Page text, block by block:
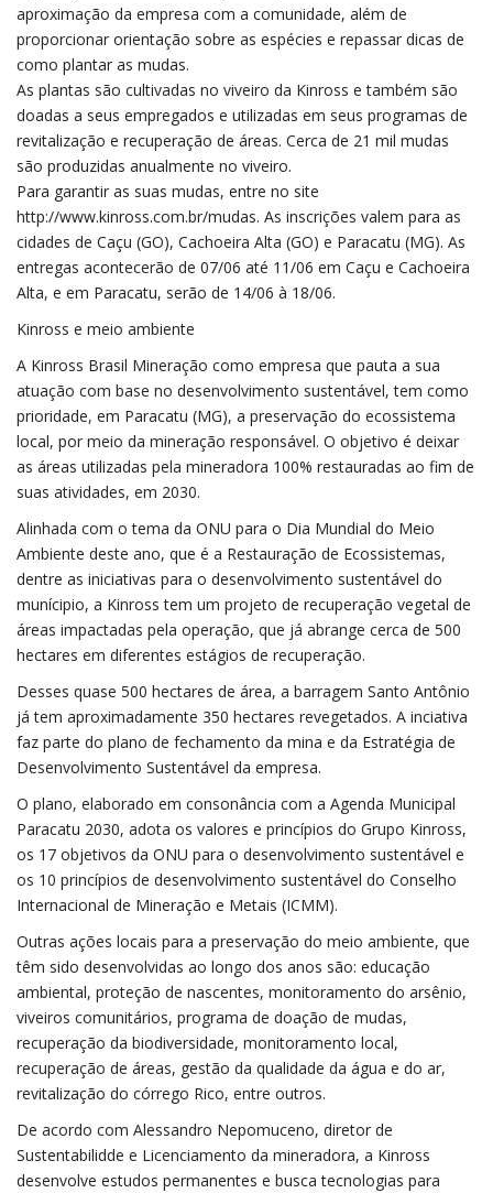
aproximação da empresa com a comunidade, além de
proporcionar orientação sobre as espécies e repassar dicas de
como plantar as mudas.
As plantas são cultivadas no viveiro da Kinross e também são
doadas a seus empregados e utilizadas em seus programas de
revitalização e recuperação de áreas. Cerca de 21 mil mudas
são produzidas anualmente no viveiro.
Para garantir as suas mudas, entre no site
http://www.kinross.com.br/mudas. As inscrições valem para as
cidades de Caçu (GO), Cachoeira Alta (GO) e Paracatu (MG). As
entregas acontecerão de 07/06 até 11/06 em Caçu e Cachoeira
Alta, e em Paracatu, serão de 14/06 à 18/06.
Kinross e meio ambiente
A Kinross Brasil Mineração como empresa que pauta a sua
atuação com base no desenvolvimento sustentável, tem como
prioridade, em Paracatu (MG), a preservação do ecossistema
local, por meio da mineração responsável. O objetivo é deixar
as áreas utilizadas pela mineradora 100% restauradas ao fim de
suas atividades, em 2030.
Alinhada com o tema da ONU para o Dia Mundial do Meio
Ambiente deste ano, que é a Restauração de Ecossistemas,
dentre as iniciativas para o desenvolvimento sustentável do
munícipio, a Kinross tem um projeto de recuperação vegetal de
áreas impactadas pela operação, que já abrange cerca de 500
hectares em diferentes estágios de recuperação.
Desses quase 500 hectares de área, a barragem Santo Antônio
já tem aproximadamente 350 hectares revegetados. A inciativa
faz parte do plano de fechamento da mina e da Estratégia de
Desenvolvimento Sustentável da empresa.
O plano, elaborado em consonância com a Agenda Municipal
Paracatu 2030, adota os valores e princípios do Grupo Kinross,
os 17 objetivos da ONU para o desenvolvimento sustentável e
os 10 princípios de desenvolvimento sustentável do Conselho
Internacional de Mineração e Metais (ICMM).
Outras ações locais para a preservação do meio ambiente, que
têm sido desenvolvidas ao longo dos anos são: educação
ambiental, proteção de nascentes, monitoramento do arsênio,
viveiros comunitários, programa de doação de mudas,
recuperação da biodiversidade, monitoramento local,
recuperação de áreas, gestão da qualidade da água e do ar,
revitalização do córrego Rico, entre outros.
De acordo com Alessandro Nepomuceno, diretor de
Sustentabilidde e Licenciamento da mineradora, a Kinross
desenvolve estudos permanentes e busca tecnologias para